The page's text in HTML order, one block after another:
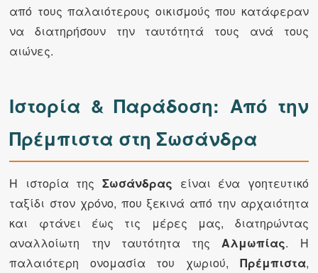
από τους παλαιότερους οικισμούς που κατάφεραν
να διατηρήσουν την ταυτότητά τους ανά τους
αιώνες.
Ιστορία & Παράδοση: Από την
Πρέμπιστα στη Σωσάνδρα
Η ιστορία της Σωσάνδρας είναι ένα γοητευτικό
ταξίδι στον χρόνο, που ξεκινά από την αρχαιότητα
και φτάνει έως τις μέρες μας, διατηρώντας
αναλλοίωτη την ταυτότητα τηςΑλμωπίας. Η
παλαιότερη ονομασία του χωριού, Πρέμπιστα,